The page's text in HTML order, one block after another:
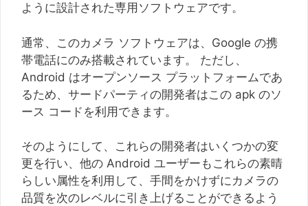
ように設計された専用ソフトウェアです。
通常、このカメラ ソフトウェアは、Google の携
帯電話にのみ搭載されています。 ただし、
Android はオープンソース プラットフォームであ
るため、サードパーティの開発者はこの apk のソ
ース コードを利用できます。
そのようにして、これらの開発者はいくつかの変
更を行い、他の Android ユーザーもこれらの素晴
らしい属性を利用して、手間をかけずにカメラの
品質を次のレベルに引き上げることができるよう